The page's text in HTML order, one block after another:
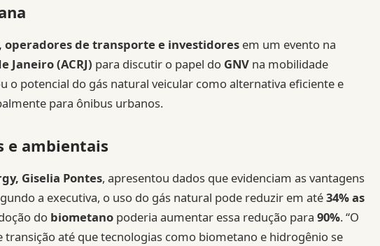
operadores de transporte e investidores em um evento na
Janeiro (ACRJ) para discutir o papel do GNV na mobilidade
o potencial do gás natural veicular como alternativa eficiente e
para ônibus urbanos.
e ambientais
Giselia Pontes, apresentou dados que evidenciam as vantagens
a executiva, o uso do gás natural pode reduzir em até34% as
do biometano poderia aumentar essa redução para 90%. “O
até que tecnologias como biometano e hidrogênio se